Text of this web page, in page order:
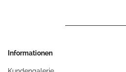
Informationen